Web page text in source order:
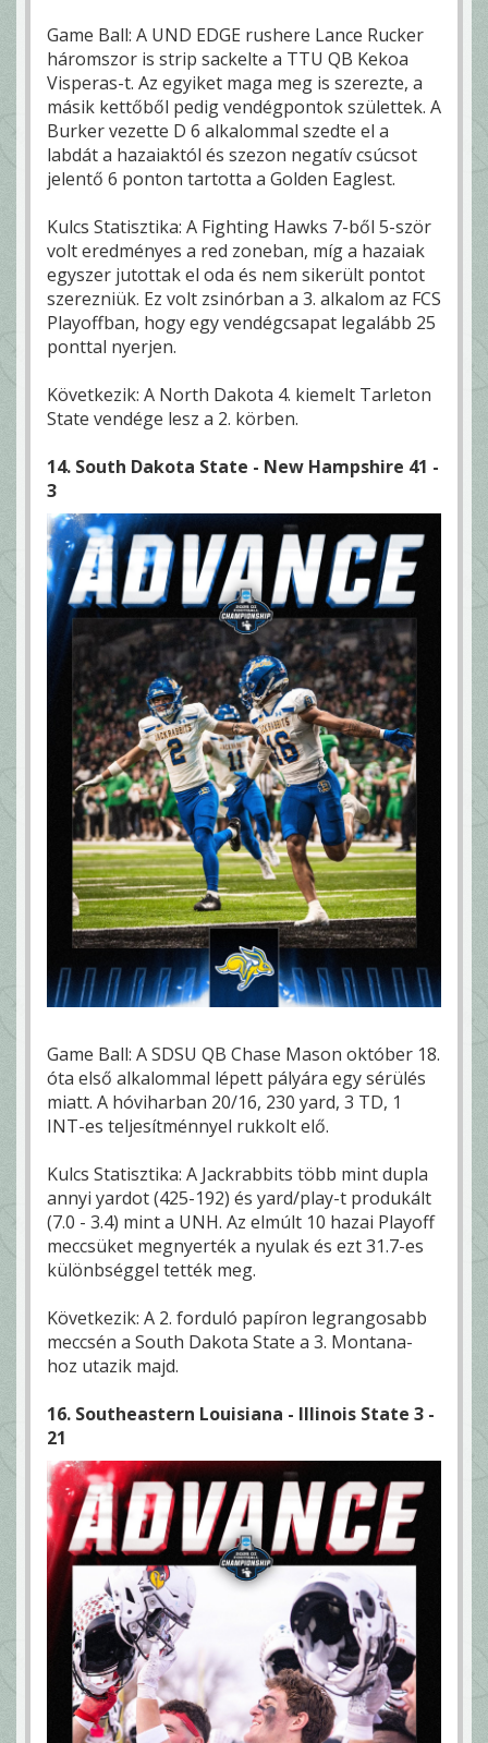
Game Ball: A UND EDGE rushere Lance Rucker
háromszor is strip sackelte a TTU QB Kekoa
Visperas-t. Az egyiket maga meg is szerezte, a
másik kettőből pedig vendégpontok születtek. A
Burker vezette D 6 alkalommal szedte el a
labdát a hazaiaktól és szezon negatív csúcsot
jelentő 6 ponton tartotta a Golden Eaglest.
Kulcs Statisztika: A Fighting Hawks 7-ből 5-ször
volt eredményes a red zoneban, míg a hazaiak
egyszer jutottak el oda és nem sikerült pontot
szerezniük. Ez volt zsinórban a 3. alkalom az FCS
Playoffban, hogy egy vendégcsapat legalább 25
ponttal nyerjen.
Következik: A North Dakota 4. kiemelt Tarleton
State vendége lesz a 2. körben.
14. South Dakota State - New Hampshire 41 -
3
Game Ball: A SDSU QB Chase Mason október 18.
óta első alkalommal lépett pályára egy sérülés
miatt. A hóviharban 20/16, 230 yard, 3 TD, 1
INT-es teljesítménnyel rukkolt elő.
Kulcs Statisztika: A Jackrabbits több mint dupla
annyi yardot (425-192) és yard/play-t produkált
(7.0 - 3.4) mint a UNH. Az elmúlt 10 hazai Playoff
meccsüket megnyerték a nyulak és ezt 31.7-es
különbséggel tették meg.
Következik: A 2. forduló papíron legrangosabb
meccsén a South Dakota State a 3. Montana-
hoz utazik majd.
16. Southeastern Louisiana - Illinois State 3 -
21